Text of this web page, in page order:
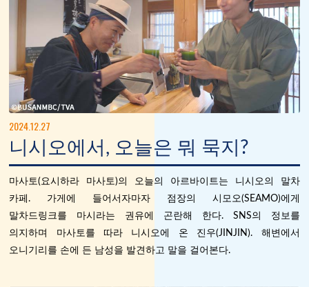
2024.12.27
니시오에서, 오늘은 뭐 묵지?
마사토(요시하라 마사토)의 오늘의 아르바이트는 니시오의 말차
카페. 가게에 들어서자마자 점장의 시모오(SEAMO)에게
말차드링크를 마시라는 권유에 곤란해 한다. SNS의 정보를
의지하며 마사토를 따라 니시오에 온 진우(JINJIN). 해변에서
오니기리를 손에 든 남성을 발견하고 말을 걸어본다.